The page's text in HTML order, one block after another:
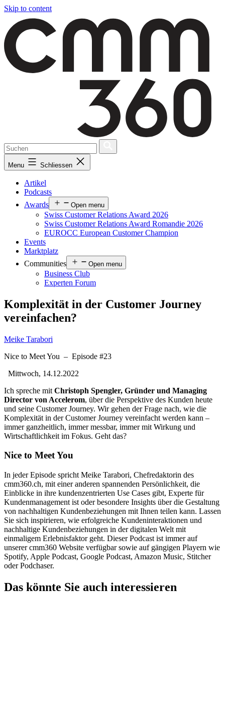
Skip to content
Menu Schliessen
Artikel
Podcasts
Awards
Open menu
Swiss Customer Relations Award 2026
Swiss Customer Relations Award Romandie 2026
EUROCC European Customer Champion
Events
Marktplatz
Communities
Open menu
Business Club
Experten Forum
Komplexität in der Customer Journey
vereinfachen?
Meike Tarabori
Nice to Meet You – Episode #23
Mittwoch, 14.12.2022
Ich spreche mit Christoph Spengler, Gründer und Managing
Director von Accelerom, über die Perspektive des Kunden heute
und seine Customer Journey. Wir gehen der Frage nach, wie die
Komplexität in der Customer Journey vereinfacht werden kann –
immer ganzheitlich, immer messbar, immer mit Wirkung und
Wirtschaftlichkeit im Fokus. Geht das?
Nice to Meet You
In jeder Episode spricht Meike Tarabori, Chefredaktorin des
cmm360.ch, mit einer anderen spannenden Persönlichkeit, die
Einblicke in ihre kundenzentrierten Use Cases gibt, Experte für
Kundenmanagement ist oder besondere Insights über die Gestaltung
von nachhaltigen Kundenbeziehungen mit Ihnen teilen kann. Lassen
Sie sich inspirieren, wie erfolgreiche Kundeninteraktionen und
nachhaltige Kundenbeziehungen in der digitalen Welt mit
einmaligem Erlebnisfaktor geht. Dieser Podcast ist immer auf
unserer cmm360 Website verfügbar sowie auf gängigen Playern wie
Spotify, Apple Podcast, Google Podcast, Amazon Music, Stitcher
oder Podchaser.
Das könnte Sie auch interessieren